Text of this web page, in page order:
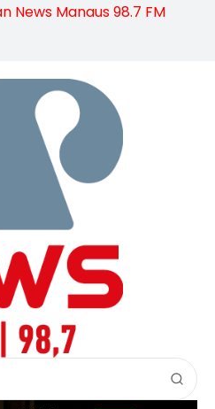
News Manaus 98.7 FM